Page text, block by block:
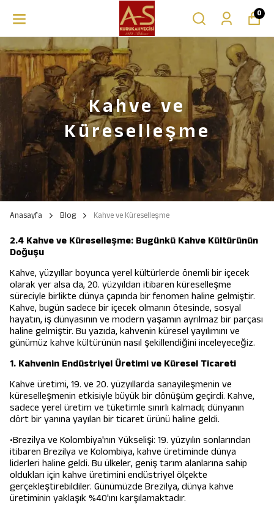
0
Kahve ve
Küreselleşme
Anasayfa Blog Kahve ve Küreselleşme
2.4 Kahve ve Küreselleşme: Bugünkü Kahve Kültürünün
Doğuşu
Kahve, yüzyıllar boyunca yerel kültürlerde önemli bir içecek
olarak yer alsa da, 20. yüzyıldan itibaren küreselleşme
süreciyle birlikte dünya çapında bir fenomen haline gelmiştir.
Kahve, bugün sadece bir içecek olmanın ötesinde, sosyal
hayatın, iş dünyasının ve modern yaşamın ayrılmaz bir parçası
haline gelmiştir. Bu yazıda, kahvenin küresel yayılımını ve
günümüz kahve kültürünün nasıl şekillendiğini inceleyeceğiz.
1. Kahvenin Endüstriyel Üretimi ve Küresel Ticareti
Kahve üretimi, 19. ve 20. yüzyıllarda sanayileşmenin ve
küreselleşmenin etkisiyle büyük bir dönüşüm geçirdi. Kahve,
sadece yerel üretim ve tüketimle sınırlı kalmadı; dünyanın
dört bir yanına yayılan bir ticaret ürünü haline geldi.
•Brezilya ve Kolombiya'nın Yükselişi: 19. yüzyılın sonlarından
itibaren Brezilya ve Kolombiya, kahve üretiminde dünya
liderleri haline geldi. Bu ülkeler, geniş tarım alanlarına sahip
oldukları için kahve üretimini endüstriyel ölçekte
gerçekleştirebildiler. Günümüzde Brezilya, dünya kahve
üretiminin yaklaşık %40'ını karşılamaktadır.